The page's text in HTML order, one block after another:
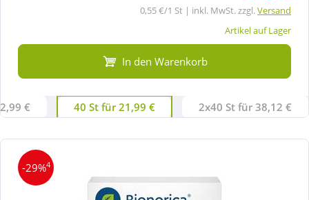
0,55 €/1 St | inkl. MwSt. zzgl.Versand
Artikel auf Lager
In den Warenkorb
€ 40 St für 21,99 € 2x40 St für 38,12 €
-29%4